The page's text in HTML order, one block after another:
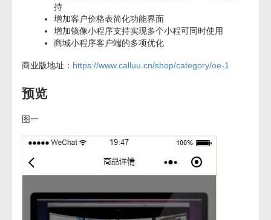
持
增加客户价格表简化功能界面
增加镜像小程序支持实现多个小程可同时使用
商城小程序客户端的多项优化
商业版地址： https://www.calluu.cn/shop/category/oe-1
预览
图一